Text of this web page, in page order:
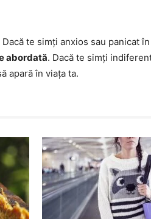
te simți anxios sau panicat
abordată. Dacă te simți
apară în viața ta.